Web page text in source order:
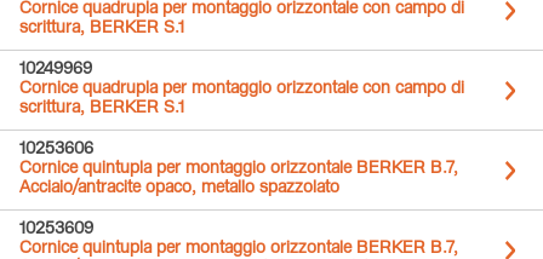
Cornice quadrupla per montaggio orizzontale con campo di
scrittura, BERKER S.1
10249969
Cornice quadrupla per montaggio orizzontale con campo di
scrittura, BERKER S.1
10253606
Cornice quintupla per montaggio orizzontale BERKER B.7,
Acciaio/antracite opaco, metallo spazzolato
10253609
Cornice quintupla per montaggio orizzontale BERKER B.7,